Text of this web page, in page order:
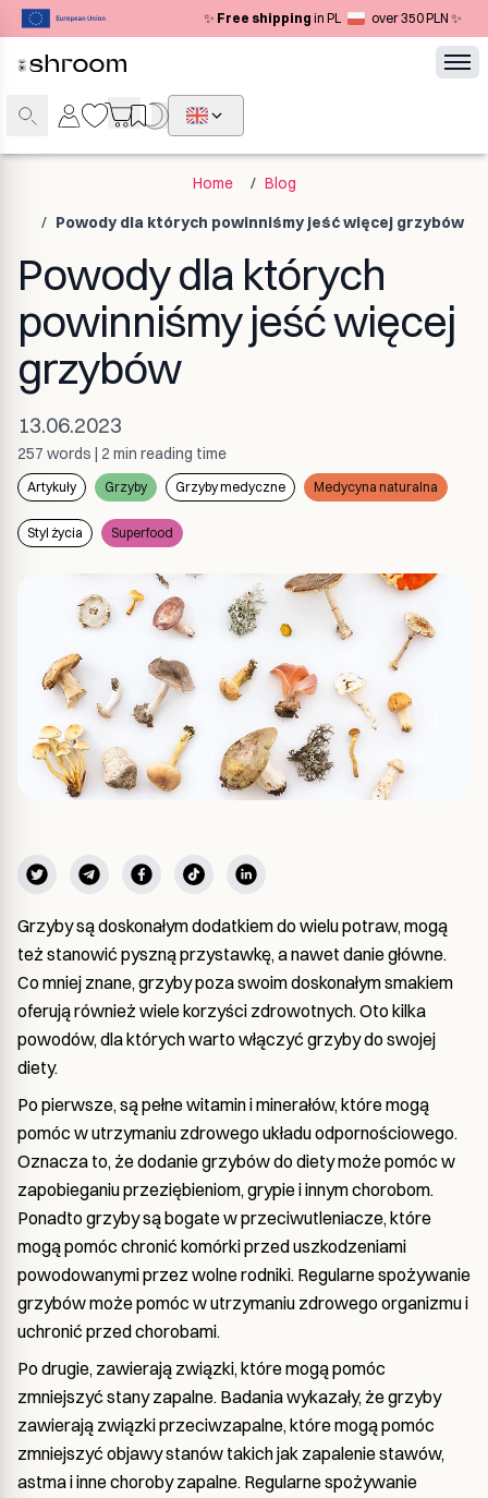
✨ Free shipping in PL over 350 PLN ✨
Home / Blog
/ Powody dla których powinniśmy jeść więcej grzybów
Powody dla których
powinniśmy jeść więcej
grzybów
13.06.2023
257 words | 2 min reading time
Artykuły Grzyby Grzyby medyczne Medycyna naturalna
Styl życia Superfood
Grzyby są doskonałym dodatkiem do wielu potraw, mogą
też stanowić pyszną przystawkę, a nawet danie główne.
Co mniej znane, grzyby poza swoim doskonałym smakiem
oferują również wiele korzyści zdrowotnych. Oto kilka
powodów, dla których warto włączyć grzyby do swojej
diety.
Po pierwsze, są pełne witamin i minerałów, które mogą
pomóc w utrzymaniu zdrowego układu odpornościowego.
Oznacza to, że dodanie grzybów do diety może pomóc w
zapobieganiu przeziębieniom, grypie i innym chorobom.
Ponadto grzyby są bogate w przeciwutleniacze, które
mogą pomóc chronić komórki przed uszkodzeniami
powodowanymi przez wolne rodniki. Regularne spożywanie
grzybów może pomóc w utrzymaniu zdrowego organizmu i
uchronić przed chorobami.
Po drugie, zawierają związki, które mogą pomóc
zmniejszyć stany zapalne. Badania wykazały, że grzyby
zawierają związki przeciwzapalne, które mogą pomóc
zmniejszyć objawy stanów takich jak zapalenie stawów,
astma i inne choroby zapalne. Regularne spożywanie
Navigated to Powody dla których powinniśmy jeść więcej